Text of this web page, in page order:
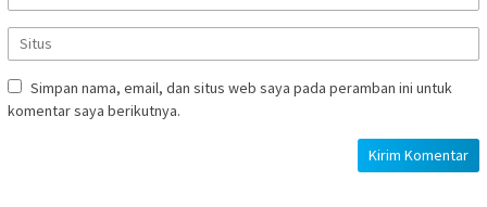
Simpan nama, email, dan situs web saya pada peramban ini untuk
komentar saya berikutnya.